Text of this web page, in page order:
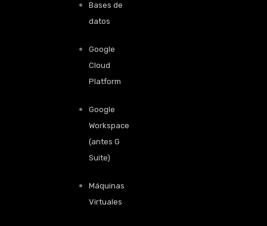
Bases de
datos
Google
Cloud
Platform
Google
Workspace
(antes G
Suite)
Máquinas
Virtuales